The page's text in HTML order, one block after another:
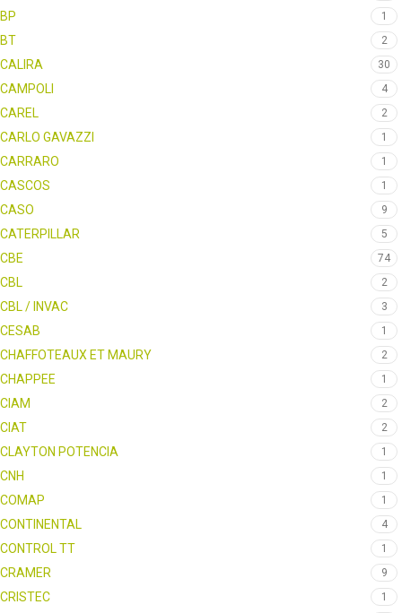
BP 1
BT 2
CALIRA 30
CAMPOLI 4
CAREL 2
CARLO GAVAZZI 1
CARRARO 1
CASCOS 1
CASO 9
CATERPILLAR 5
CBE 74
CBL 2
CBL / INVAC 3
CESAB 1
CHAFFOTEAUX ET MAURY 2
CHAPPEE 1
CIAM 2
CIAT 2
CLAYTON POTENCIA 1
CNH 1
COMAP 1
CONTINENTAL 4
CONTROL TT 1
CRAMER 9
CRISTEC 1